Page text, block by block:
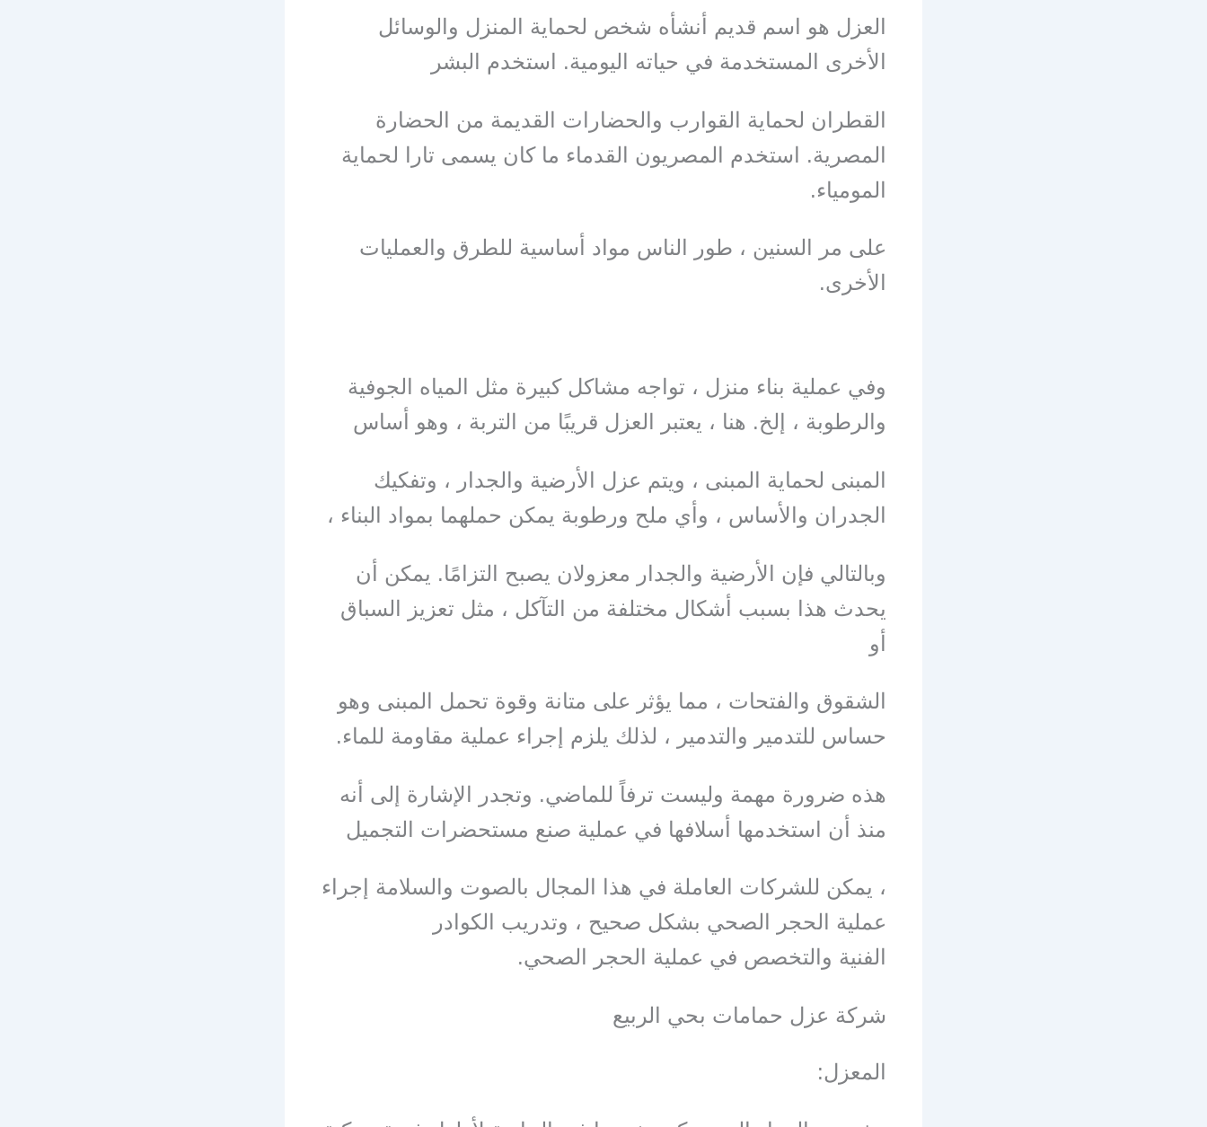
العزل هو اسم قديم أنشأه شخص لحماية المنزل والوسائل
الأخرى المستخدمة في حياته اليومية. استخدم البشر
القطران لحماية القوارب والحضارات القديمة من الحضارة
المصرية. استخدم المصريون القدماء ما كان يسمى تارا لحماية
المومياء.
على مر السنين ، طور الناس مواد أساسية للطرق والعمليات
الأخرى.
وفي عملية بناء منزل ، تواجه مشاكل كبيرة مثل المياه الجوفية
والرطوبة ، إلخ. هنا ، يعتبر العزل قريبًا من التربة ، وهو أساس
المبنى لحماية المبنى ، ويتم عزل الأرضية والجدار ، وتفكيك
الجدران والأساس ، وأي ملح ورطوبة يمكن حملهما بمواد البناء ،
وبالتالي فإن الأرضية والجدار معزولان يصبح التزامًا. يمكن أن
يحدث هذا بسبب أشكال مختلفة من التآكل ، مثل تعزيز السباق
أو
الشقوق والفتحات ، مما يؤثر على متانة وقوة تحمل المبنى وهو
حساس للتدمير والتدمير ، لذلك يلزم إجراء عملية مقاومة للماء.
هذه ضرورة مهمة وليست ترفاً للماضي. وتجدر الإشارة إلى أنه
منذ أن استخدمها أسلافها في عملية صنع مستحضرات التجميل
، يمكن للشركات العاملة في هذا المجال بالصوت والسلامة إجراء
عملية الحجر الصحي بشكل صحيح ، وتدريب الكوادر
الفنية والتخصص في عملية الحجر الصحي.
شركة عزل حمامات بحي الربيع
المعزل: